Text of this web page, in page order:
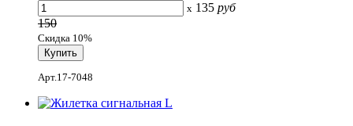
x 135 руб
150
Скидка 10%
Арт.17-7048